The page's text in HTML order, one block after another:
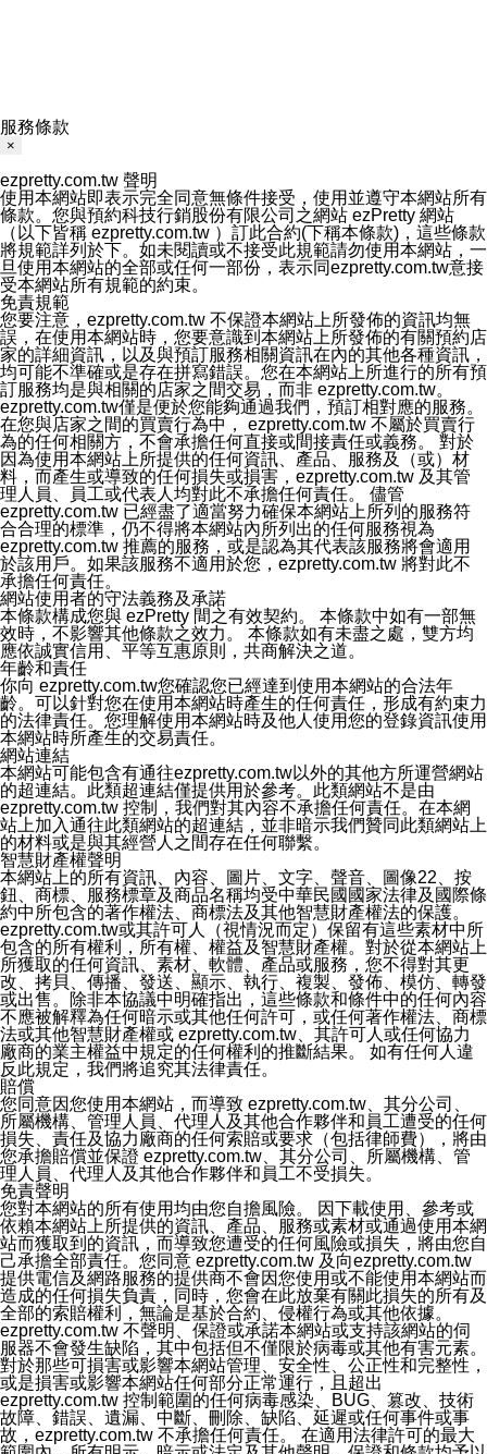
服務條款
×
ezpretty.com.tw 聲明
使用本網站即表示完全同意無條件接受，使用並遵守本網站所有
條款。您與預約科技行銷股份有限公司之網站 ezPretty 網站
（以下皆稱 ezpretty.com.tw ）訂此合約(下稱本條款)，這些條款
將規範詳列於下。如未閱讀或不接受此規範請勿使用本網站，一
旦使用本網站的全部或任何一部份，表示同ezpretty.com.tw意接
受本網站所有規範的約束。
免責規範
您要注意，ezpretty.com.tw 不保證本網站上所發佈的資訊均無
誤，在使用本網站時，您要意識到本網站上所發佈的有關預約店
家的詳細資訊，以及與預訂服務相關資訊在內的其他各種資訊，
均可能不準確或是存在拼寫錯誤。您在本網站上所進行的所有預
訂服務均是與相關的店家之間交易，而非 ezpretty.com.tw。
ezpretty.com.tw僅是便於您能夠通過我們，預訂相對應的服務。
在您與店家之間的買賣行為中， ezpretty.com.tw 不屬於買賣行
為的任何相關方，不會承擔任何直接或間接責任或義務。 對於
因為使用本網站上所提供的任何資訊、產品、服務及（或）材
料，而產生或導致的任何損失或損害，ezpretty.com.tw 及其管
理人員、員工或代表人均對此不承擔任何責任。 儘管
ezpretty.com.tw 已經盡了適當努力確保本網站上所列的服務符
合合理的標準，仍不得將本網站內所列出的任何服務視為
ezpretty.com.tw 推薦的服務，或是認為其代表該服務將會適用
於該用戶。如果該服務不適用於您，ezpretty.com.tw 將對此不
承擔任何責任。
網站使用者的守法義務及承諾
本條款構成您與 ezPretty 間之有效契約。 本條款中如有一部無
效時，不影響其他條款之效力。 本條款如有未盡之處，雙方均
應依誠實信用、平等互惠原則，共商解決之道。
年齡和責任
你向 ezpretty.com.tw您確認您已經達到使用本網站的合法年
齡。可以針對您在使用本網站時產生的任何責任，形成有約束力
的法律責任。您理解使用本網站時及他人使用您的登錄資訊使用
本網站時所產生的交易責任。
網站連結
本網站可能包含有通往ezpretty.com.tw以外的其他方所運營網站
的超連結。此類超連結僅提供用於參考。此類網站不是由
ezpretty.com.tw 控制，我們對其內容不承擔任何責任。在本網
站上加入通往此類網站的超連結，並非暗示我們贊同此類網站上
的材料或是與其經營人之間存在任何聯繫。
智慧財產權聲明
本網站上的所有資訊、內容、圖片、文字、聲音、圖像22、按
鈕、商標、服務標章及商品名稱均受中華民國國家法律及國際條
約中所包含的著作權法、商標法及其他智慧財產權法的保護。
ezpretty.com.tw或其許可人（視情況而定）保留有這些素材中所
包含的所有權利，所有權、權益及智慧財產權。對於從本網站上
所獲取的任何資訊、素材、軟體、產品或服務，您不得對其更
改、拷貝、傳播、發送、顯示、執行、複製、發佈、模仿、轉發
或出售。除非本協議中明確指出，這些條款和條件中的任何內容
不應被解釋為任何暗示或其他任何許可，或任何著作權法、商標
法或其他智慧財產權或 ezpretty.com.tw、其許可人或任何協力
廠商的業主權益中規定的任何權利的推斷結果。 如有任何人違
反此規定，我們將追究其法律責任。
賠償
您同意因您使用本網站，而導致 ezpretty.com.tw、其分公司、
所屬機構、管理人員、代理人及其他合作夥伴和員工遭受的任何
損失、責任及協力廠商的任何索賠或要求（包括律師費），將由
您承擔賠償並保證 ezpretty.com.tw、其分公司、所屬機構、管
理人員、代理人及其他合作夥伴和員工不受損失。
免責聲明
您對本網站的所有使用均由您自擔風險。 因下載使用、參考或
依賴本網站上所提供的資訊、產品、服務或素材或通過使用本網
站而獲取到的資訊，而導致您遭受的任何風險或損失，將由您自
己承擔全部責任。您同意 ezpretty.com.tw 及向ezpretty.com.tw
提供電信及網路服務的提供商不會因您使用或不能使用本網站而
造成的任何損失負責，同時，您會在此放棄有關此損失的所有及
全部的索賠權利，無論是基於合約、侵權行為或其他依據。
ezpretty.com.tw 不聲明、保證或承諾本網站或支持該網站的伺
服器不會發生缺陷，其中包括但不僅限於病毒或其他有害元素。
對於那些可損害或影響本網站管理、安全性、公正性和完整性，
或是損害或影響本網站任何部分正常運行，且超出
ezpretty.com.tw 控制範圍的任何病毒感染、BUG、篡改、技術
故障、錯誤、遺漏、中斷、刪除、缺陷、延遲或任何事件或事
故，ezpretty.com.tw 不承擔任何責任。 在適用法律許可的最大